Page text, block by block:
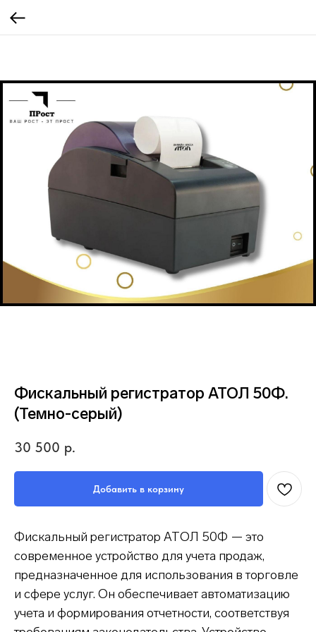
Фискальный регистратор АТОЛ 50Ф.
(Темно-серый)
30 500 р.
Добавить в корзину
Фискальный регистратор АТОЛ 50Ф — это
современное устройство для учета продаж,
предназначенное для использования в торговле
и сфере услуг. Он обеспечивает автоматизацию
учета и формирования отчетности, соответствуя